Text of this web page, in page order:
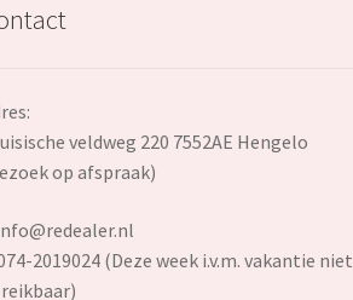
veldweg 220 7552AE Hengelo
op afspraak)
2019024 (Deze week i.v.m. vakantie niet